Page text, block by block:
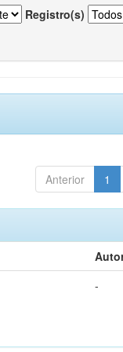
Registro(s)
Anterior 1
-